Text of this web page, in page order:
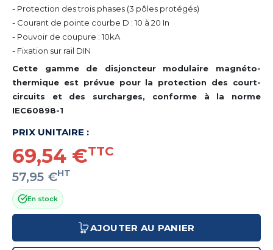
- Protection des trois phases (3 pôles protégés)
- Courant de pointe courbe D : 10 à 20 In
- Pouvoir de coupure : 10kA
- Fixation sur rail DIN
Cette gamme de disjoncteur modulaire magnéto-
thermique est prévue pour la protection des court-
circuits et des surcharges, conforme à la norme
IEC60898-1
PRIX UNITAIRE :
69,54 €TTC
57,95 €HT
En stock
AJOUTER AU PANIER